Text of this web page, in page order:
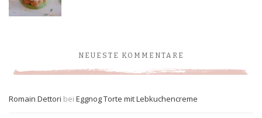
NEUESTE KOMMENTARE
Romain Dettori bei Eggnog Torte mit Lebkuchencreme